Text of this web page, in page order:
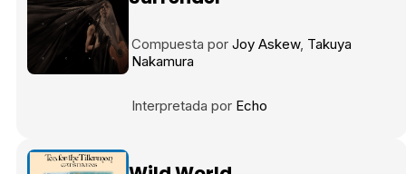
Compuesta por Joy Askew Takuya
Nakamura
Interpretada por Echo